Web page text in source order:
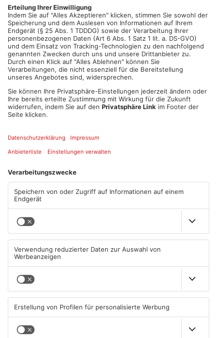
Artikel teilen
ANZEIGE
Mehr aus Kreis
Aschaffenburg
Wir feiern 25 Jahre
Alzenauer Stadtfest
ASCHAFFENBURG
Brand in Glattbacher
09.08.2026, 15:07 UHR IN KREIS
ASCHAFFENBURG